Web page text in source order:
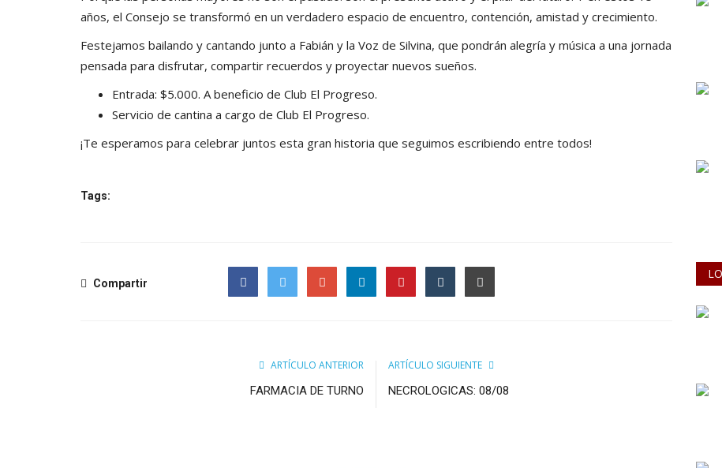
años, el Consejo se transformó en un verdadero espacio de encuentro, contención, amistad y crecimiento.
Festejamos bailando y cantando junto a Fabián y la Voz de Silvina, que pondrán alegría y música a una jornada
pensada para disfrutar, compartir recuerdos y proyectar nuevos sueños.
Entrada: $5.000. A beneficio de Club El Progreso.
Servicio de cantina a cargo de Club El Progreso.
¡Te esperamos para celebrar juntos esta gran historia que seguimos escribiendo entre todos!
Tags:
Compartir
ARTÍCULO ANTERIOR
FARMACIA DE TURNO
ARTÍCULO SIGUIENTE
NECROLOGICAS: 08/08